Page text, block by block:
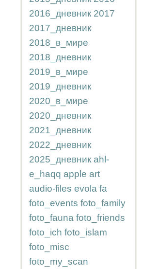
2016_дневник 2017
2017_дневник
2018_в_мире
2018_дневник
2019_в_мире
2019_дневник
2020_в_мире
2020_дневник
2021_дневник
2022_дневник
2025_дневник ahl-
e_haqq apple art
audio-files evola fa
foto_events foto_family
foto_fauna foto_friends
foto_ich foto_islam
foto_misc
foto_my_scan